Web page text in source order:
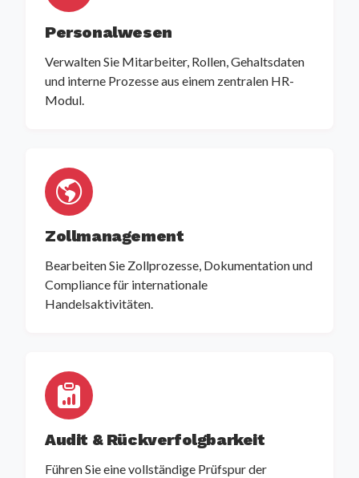
Personalwesen
Verwalten Sie Mitarbeiter, Rollen, Gehaltsdaten
und interne Prozesse aus einem zentralen HR-
Modul.
Zollmanagement
Bearbeiten Sie Zollprozesse, Dokumentation und
Compliance für internationale
Handelsaktivitäten.
Audit & Rückverfolgbarkeit
Führen Sie eine vollständige Prüfspur der